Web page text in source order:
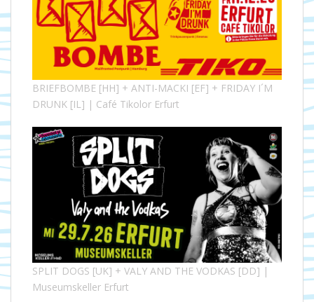
BRIEFBOMBE [HH] + ANTI-MACKI [EF] + FRIDAY I´M
DRUNK [IL] | Café Tikolor Erfurt
SPLIT DOGS [UK] + VALY AND THE VODKAS [DD] |
Museumskeller Erfurt